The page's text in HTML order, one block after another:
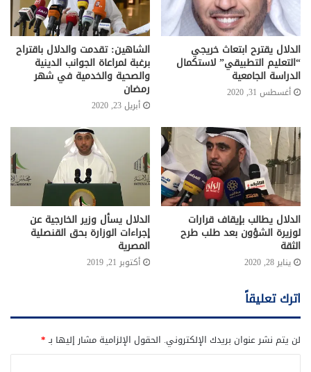
الدلال يقترح ابتعاث خريجي
“التعليم التطبيقي” لاستكمال
الدراسة الجامعية
أغسطس 31, 2020
الشاهين: تقدمت والدلال باقتراح
برغبة لمراعاة الجوانب الدينية
والصحية والخدمية في شهر
رمضان
أبريل 23, 2020
الدلال يطالب بإيقاف قرارات
لوزيرة الشؤون بعد طلب طرح
الثقة
يناير 28, 2020
الدلال يسأل وزير الخارجية عن
إجراءات الوزارة بحق القنصلية
المصرية
أكتوبر 21, 2019
اترك تعليقاً
لن يتم نشر عنوان بريدك الإلكتروني. الحقول الإلزامية مشار إليها بـ*